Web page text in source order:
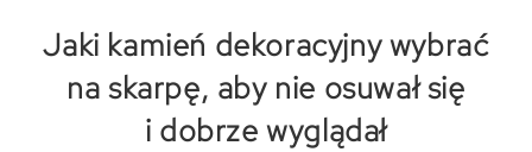
Jaki kamień dekoracyjny wybrać
na skarpę, aby nie osuwał się
i dobrze wyglądał